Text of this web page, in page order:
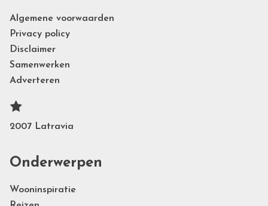
Algemene voorwaarden
Privacy policy
Disclaimer
Samenwerken
Adverteren
2007 Latravia
Onderwerpen
Wooninspiratie